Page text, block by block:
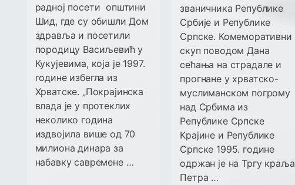
радној посети општини
Шид, где су обишли Дом
здравља и посетили
породицу Васиљевић у
Кукујевима, која је 1997.
године избегла из
Хрватске. „Покрајинска
влада је у протеклих
неколико година
издвојила више од 70
милиона динара за
набавку савремене …
званичника Републике
Србије и Републике
Српске. Комеморативни
скуп поводом Дана
сећања на страдале и
прогнане у хрватско-
муслиманском погрому
над Србима из
Републике Српске
Крајине и Републике
Српске 1995. године
одржан је на Тргу краља
Петра …